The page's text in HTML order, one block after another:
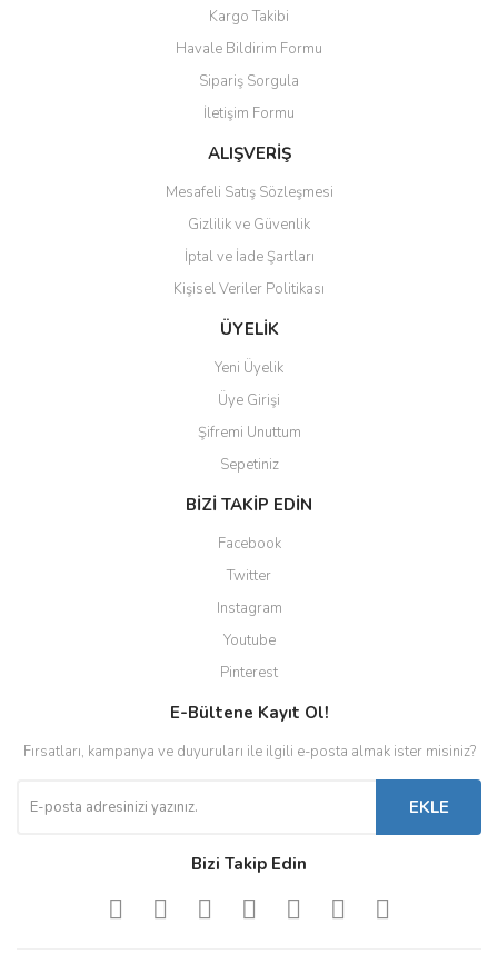
Ürün resmi kalitesiz, bozuk veya görüntülenemiyor.
Ürün açıklamasında eksik bilgiler bulunuyor.
Ürün bilgilerinde hatalar bulunuyor.
Ürün fiyatı diğer sitelerden daha pahalı.
Bu ürüne benzer farklı alternatifler olmalı.
Gönder
Kargo Takibi
Havale Bildirim Formu
Sipariş Sorgula
İletişim Formu
ALIŞVERİŞ
Mesafeli Satış Sözleşmesi
Gizlilik ve Güvenlik
İptal ve İade Şartları
Kişisel Veriler Politikası
ÜYELİK
Yeni Üyelik
Üye Girişi
Şifremi Unuttum
Sepetiniz
BİZİ TAKİP EDİN
Facebook
Twitter
Instagram
Youtube
Pinterest
E-Bültene Kayıt Ol!
Fırsatları, kampanya ve duyuruları ile ilgili e-posta almak ister misiniz?
EKLE
Bizi Takip Edin